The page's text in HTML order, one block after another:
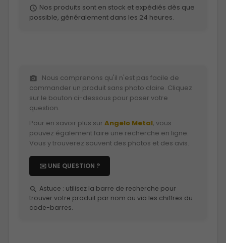
schedule Nos produits sont en stock et expédiés dès que
possible, généralement dans les 24 heures.
photo_camera
Nous comprenons qu'il n'est pas facile de
commander un produit sans photo claire. Cliquez
sur le bouton ci-dessous pour poser votre
question.
Pour en savoir plus sur Angelo Metal, vous
pouvez également faire une recherche en ligne.
Vous y trouverez souvent des photos et des avis.
✉️ UNE QUESTION ?
search Astuce : utilisez la barre de recherche pour
trouver votre produit par nom ou via les chiffres du
code-barres.